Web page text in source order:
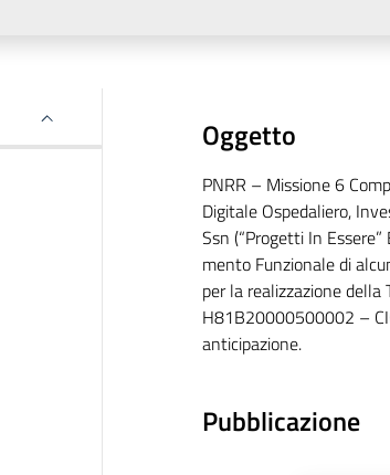
Oggetto
PNRR – Missione 6
Digitale Ospedaliero,
Ssn (“Progetti In
mento Funzionale di
per la realizzazione
H81B20000500002 –
anticipazione.
Pubblicazione